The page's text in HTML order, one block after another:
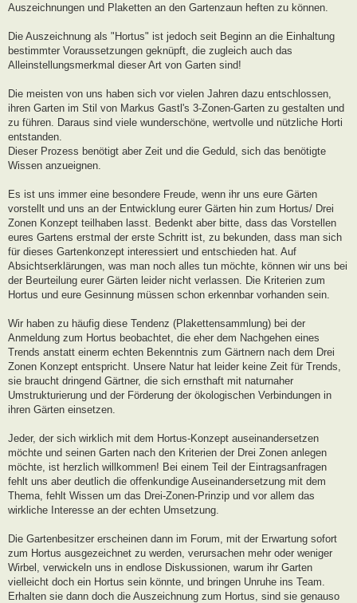
Auszeichnungen und Plaketten an den Gartenzaun heften zu können.
Die Auszeichnung als "Hortus" ist jedoch seit Beginn an die Einhaltung
bestimmter Voraussetzungen geknüpft, die zugleich auch das
Alleinstellungsmerkmal dieser Art von Garten sind!
Die meisten von uns haben sich vor vielen Jahren dazu entschlossen,
ihren Garten im Stil von Markus Gastl's 3-Zonen-Garten zu gestalten und
zu führen. Daraus sind viele wunderschöne, wertvolle und nützliche Horti
entstanden.
Dieser Prozess benötigt aber Zeit und die Geduld, sich das benötigte
Wissen anzueignen.
Es ist uns immer eine besondere Freude, wenn ihr uns eure Gärten
vorstellt und uns an der Entwicklung eurer Gärten hin zum Hortus/ Drei
Zonen Konzept teilhaben lasst. Bedenkt aber bitte, dass das Vorstellen
eures Gartens erstmal der erste Schritt ist, zu bekunden, dass man sich
für dieses Gartenkonzept interessiert und entschieden hat. Auf
Absichtserklärungen, was man noch alles tun möchte, können wir uns bei
der Beurteilung eurer Gärten leider nicht verlassen. Die Kriterien zum
Hortus und eure Gesinnung müssen schon erkennbar vorhanden sein.
Wir haben zu häufig diese Tendenz (Plakettensammlung) bei der
Anmeldung zum Hortus beobachtet, die eher dem Nachgehen eines
Trends anstatt einerm echten Bekenntnis zum Gärtnern nach dem Drei
Zonen Konzept entspricht. Unsere Natur hat leider keine Zeit für Trends,
sie braucht dringend Gärtner, die sich ernsthaft mit naturnaher
Umstrukturierung und der Förderung der ökologischen Verbindungen in
ihren Gärten einsetzen.
Jeder, der sich wirklich mit dem Hortus-Konzept auseinandersetzen
möchte und seinen Garten nach den Kriterien der Drei Zonen anlegen
möchte, ist herzlich willkommen! Bei einem Teil der Eintragsanfragen
fehlt uns aber deutlich die offenkundige Auseinandersetzung mit dem
Thema, fehlt Wissen um das Drei-Zonen-Prinzip und vor allem das
wirkliche Interesse an der echten Umsetzung.
Die Gartenbesitzer erscheinen dann im Forum, mit der Erwartung sofort
zum Hortus ausgezeichnet zu werden, verursachen mehr oder weniger
Wirbel, verwickeln uns in endlose Diskussionen, warum ihr Garten
vielleicht doch ein Hortus sein könnte, und bringen Unruhe ins Team.
Erhalten sie dann doch die Auszeichnung zum Hortus, sind sie genauso